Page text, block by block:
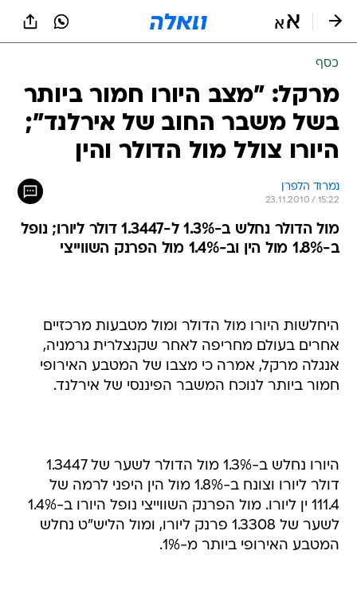
כסף
מרקל: "מצב היורו חמור ביותר
בשל משבר החוב של אירלנד";
היורו צולל מול הדולר והין
נמרוד הלפרן
23.11.2010 / 15:22
מול הדולר נחלש ב-1.3% ל-1.3447 דולר ליורו; נופל
ב-1.8% מול הין וב-1.4% מול הפרנק השווייצי
היחלשות היורו מול הדולר ומול מטבעות מרכזיים
אחרים בעולם מחריפה לאחר שקנצלרית גרמניה,
אנגלה מרקל, אמרה כי מצבו של המטבע האירופי
חמור ביותר לנוכח המשבר הפיננסי של אירלנד.
היורו נחלש ב-1.3% מול הדולר לשער של 1.3447
דולר ליורו וצונח ב-1.8% מול הין היפני לרמה של
111.4 ין ליורו. מול הפרנק השווייצי נופל היורו ב-1.4%
לשער של 1.3308 פרנק ליורו, ומול הליש"ט נחלש
המטבע האירופי ביותר מ-1%.